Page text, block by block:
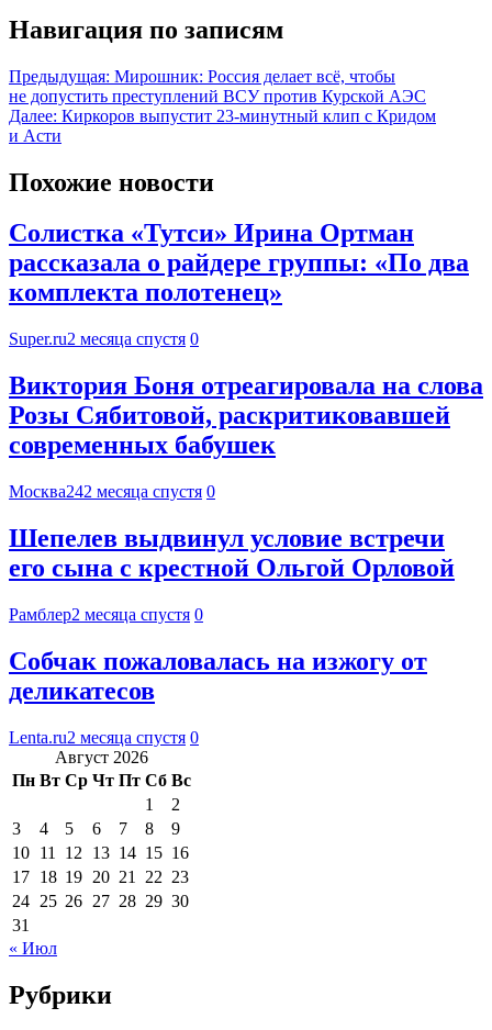
Навигация по записям
Предыдущая: Мирошник: Россия делает всё, чтобы
не допустить преступлений ВСУ против Курской АЭС
Далее: Киркоров выпустит 23-минутный клип с Кридом
и Асти
Похожие новости
Солистка «Тутси» Ирина Ортман
рассказала о райдере группы: «По два
комплекта полотенец»
Super.ru2 месяца спустя 0
Виктория Боня отреагировала на слова
Розы Сябитовой, раскритиковавшей
современных бабушек
Москва242 месяца спустя 0
Шепелев выдвинул условие встречи
его сына с крестной Ольгой Орловой
Рамблер2 месяца спустя 0
Собчак пожаловалась на изжогу от
деликатесов
Lenta.ru2 месяца спустя 0
Август 2026
Пн Вт Ср Чт Пт Сб Вс
1
2
3
4 5 6 7 8
9
10 11 12 13 14 15 16
17 18 19 20 21 22 23
24 25 26 27 28 29 30
31
« Июл
Рубрики